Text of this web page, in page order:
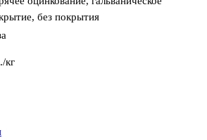
без покрытия
/кг